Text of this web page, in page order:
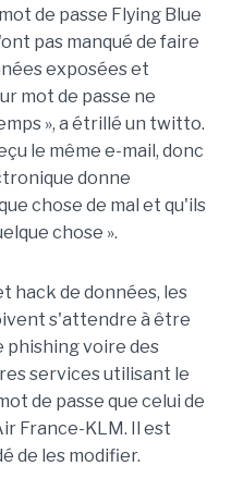
de passe Flying Blue
pas manqué de faire
exposées et
mot de passe ne
», a étrillé un twitto.
le même e-mail, donc
donne
chose de mal et qu'ils
chose ».
hack de données, les
s'attendre à être
phishing voire des
services utilisant le
de passe que celui de
France-KLM. Il est
de les modifier.